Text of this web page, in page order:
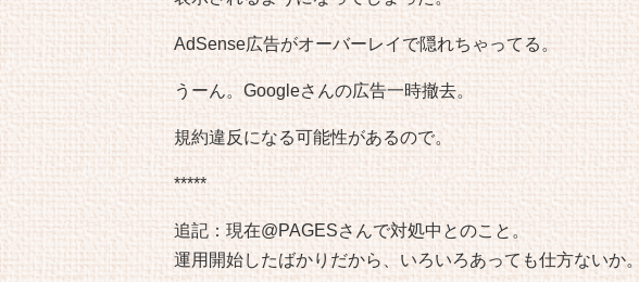
AdSense広告がオーバーレイで隠れちゃってる。
うーん。Googleさんの広告一時撤去。
規約違反になる可能性があるので。
*****
追記：現在@PAGESさんで対処中とのこと。
運用開始したばかりだから、いろいろあっても仕方ないか。